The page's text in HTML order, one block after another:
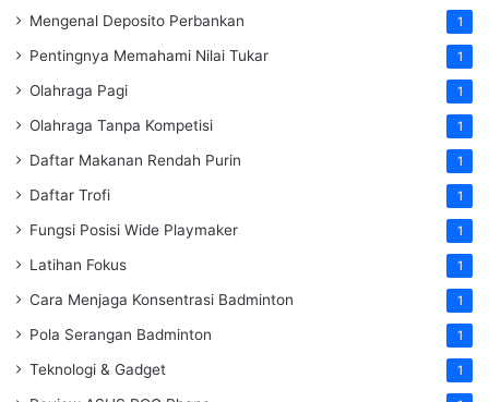
Mengenal Deposito Perbankan 1
Pentingnya Memahami Nilai Tukar 1
Olahraga Pagi 1
Olahraga Tanpa Kompetisi 1
Daftar Makanan Rendah Purin 1
Daftar Trofi 1
Fungsi Posisi Wide Playmaker 1
Latihan Fokus 1
Cara Menjaga Konsentrasi Badminton 1
Pola Serangan Badminton 1
Teknologi & Gadget 1